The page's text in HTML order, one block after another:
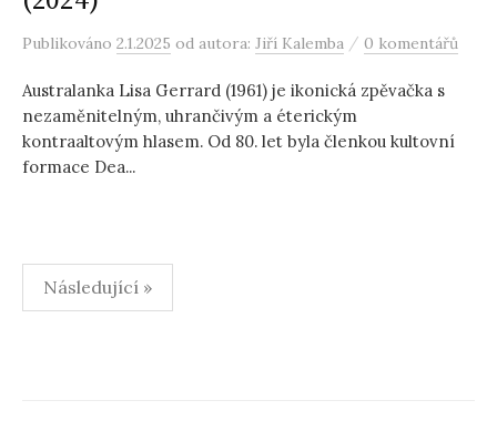
Publikováno 2.1.2025 od autora: Jiří Kalemba / 0 komentářů
Australanka Lisa Gerrard (1961) je ikonická zpěvačka s
nezaměnitelným, uhrančivým a éterickým
kontraaltovým hlasem. Od 80. let byla členkou kultovní
formace Dea...
Stránkování
příspěvků
Následující »